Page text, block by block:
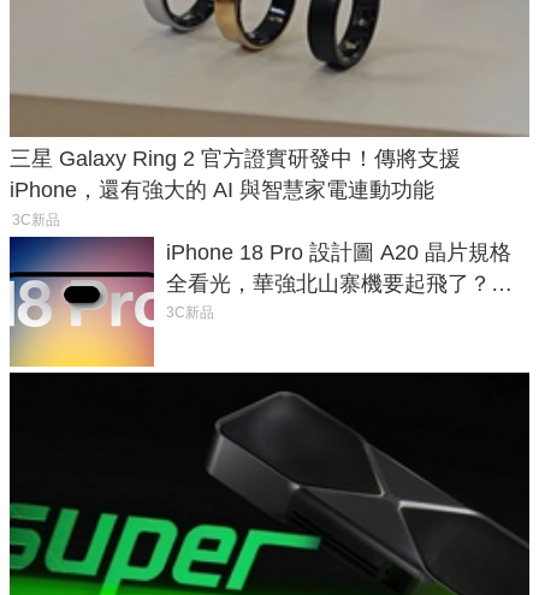
三星 Galaxy Ring 2 官方證實研發中！傳將支援
iPhone，還有強大的 AI 與智慧家電連動功能
3C新品
iPhone 18 Pro 設計圖 A20 晶片規格
全看光，華強北山寨機要起飛了？專
家曝山寨機無法復刻兩大關鍵
3C新品